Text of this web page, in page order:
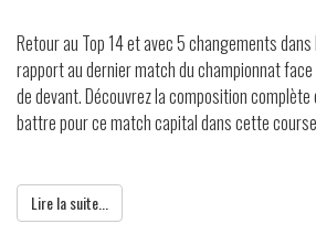
Retour au Top 14 et avec 5 changements
rapport au dernier match du championnat
de devant. Découvrez la composition complète
battre pour ce match capital dans cette
Lire la suite...